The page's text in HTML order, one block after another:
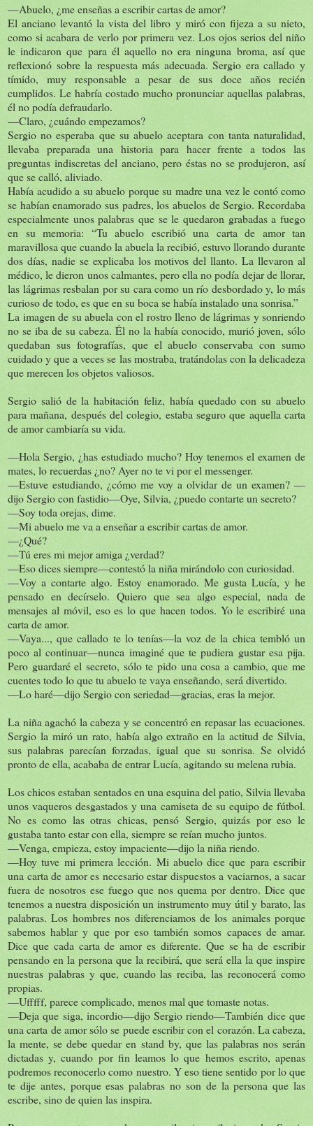
—Abuelo, ¿me enseñas a escribir cartas de amor?
El anciano levantó la vista del libro y miró con fijeza a su nieto,
como si acabara de verlo por primera vez. Los ojos serios del niño
le indicaron que para él aquello no era ninguna broma, así que
reflexionó sobre la respuesta más adecuada. Sergio era callado y
tímido, muy responsable a pesar de sus doce años recién
cumplidos. Le habría costado mucho pronunciar aquellas palabras,
él no podía defraudarlo.
—Claro, ¿cuándo empezamos?
Sergio no esperaba que su abuelo aceptara con tanta naturalidad,
llevaba preparada una historia para hacer frente a todos las
preguntas indiscretas del anciano, pero éstas no se produjeron, así
que se calló, aliviado.
Había acudido a su abuelo porque su madre una vez le contó como
se habían enamorado sus padres, los abuelos de Sergio. Recordaba
especialmente unos palabras que se le quedaron grabadas a fuego
en su memoria: “Tu abuelo escribió una carta de amor tan
maravillosa que cuando la abuela la recibió, estuvo llorando durante
dos días, nadie se explicaba los motivos del llanto. La llevaron al
médico, le dieron unos calmantes, pero ella no podía dejar de llorar,
las lágrimas resbalan por su cara como un río desbordado y, lo más
curioso de todo, es que en su boca se había instalado una sonrisa.”
La imagen de su abuela con el rostro lleno de lágrimas y sonriendo
no se iba de su cabeza. Él no la había conocido, murió joven, sólo
quedaban sus fotografías, que el abuelo conservaba con sumo
cuidado y que a veces se las mostraba, tratándolas con la delicadeza
que merecen los objetos valiosos.
Sergio salió de la habitación feliz, había quedado con su abuelo
para mañana, después del colegio, estaba seguro que aquella carta
de amor cambiaría su vida.
—Hola Sergio, ¿has estudiado mucho? Hoy tenemos el examen de
mates, lo recuerdas ¿no? Ayer no te vi por el messenger.
—Estuve estudiando, ¿cómo me voy a olvidar de un examen? —
dijo Sergio con fastidio—Oye, Silvia, ¿puedo contarte un secreto?
—Soy toda orejas, dime.
—Mi abuelo me va a enseñar a escribir cartas de amor.
—¿Qué?
—Tú eres mi mejor amiga ¿verdad?
—Eso dices siempre—contestó la niña mirándolo con curiosidad.
—Voy a contarte algo. Estoy enamorado. Me gusta Lucía, y he
pensado en decírselo. Quiero que sea algo especial, nada de
mensajes al móvil, eso es lo que hacen todos. Yo le escribiré una
carta de amor.
—Vaya..., que callado te lo tenías—la voz de la chica tembló un
poco al continuar—nunca imaginé que te pudiera gustar esa pija.
Pero guardaré el secreto, sólo te pido una cosa a cambio, que me
cuentes todo lo que tu abuelo te vaya enseñando, será divertido.
—Lo haré—dijo Sergio con seriedad—gracias, eras la mejor.
La niña agachó la cabeza y se concentró en repasar las ecuaciones.
Sergio la miró un rato, había algo extraño en la actitud de Silvia,
sus palabras parecían forzadas, igual que su sonrisa. Se olvidó
pronto de ella, acababa de entrar Lucía, agitando su melena rubia.
Los chicos estaban sentados en una esquina del patio, Silvia llevaba
unos vaqueros desgastados y una camiseta de su equipo de fútbol.
No es como las otras chicas, pensó Sergio, quizás por eso le
gustaba tanto estar con ella, siempre se reían mucho juntos.
—Venga, empieza, estoy impaciente—dijo la niña riendo.
—Hoy tuve mi primera lección. Mi abuelo dice que para escribir
una carta de amor es necesario estar dispuestos a vaciarnos, a sacar
fuera de nosotros ese fuego que nos quema por dentro. Dice que
tenemos a nuestra disposición un instrumento muy útil y barato, las
palabras. Los hombres nos diferenciamos de los animales porque
sabemos hablar y que por eso también somos capaces de amar.
Dice que cada carta de amor es diferente. Que se ha de escribir
pensando en la persona que la recibirá, que será ella la que inspire
nuestras palabras y que, cuando las reciba, las reconocerá como
propias.
—Ufffff, parece complicado, menos mal que tomaste notas.
—Deja que siga, incordio—dijo Sergio riendo—También dice que
una carta de amor sólo se puede escribir con el corazón. La cabeza,
la mente, se debe quedar en stand by, que las palabras nos serán
dictadas y, cuando por fin leamos lo que hemos escrito, apenas
podremos reconocerlo como nuestro. Y eso tiene sentido por lo que
te dije antes, porque esas palabras no son de la persona que las
escribe, sino de quien las inspira.